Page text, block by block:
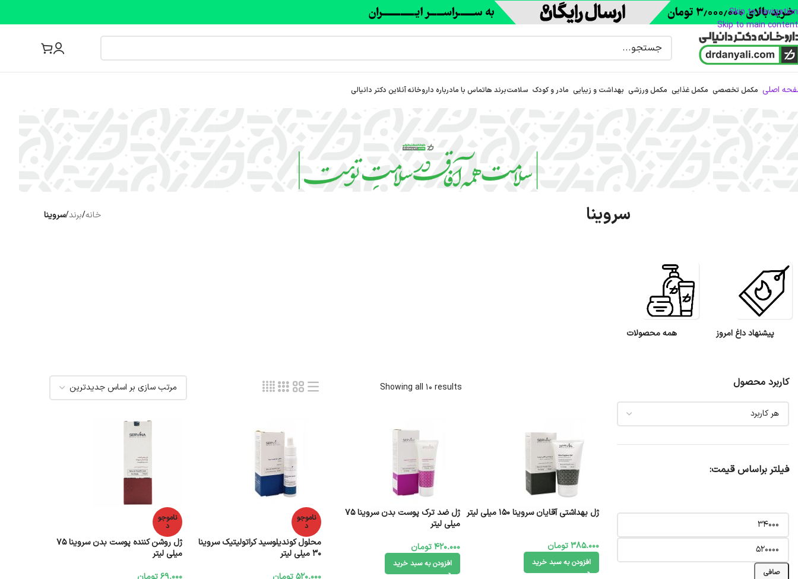
Skip to navigation
Skip to main content
اصلی مکمل تخصصی مکمل غذایی مکمل ورزشی بهداشت و زیبایی مادر و کودک سلامتبرند هاتماس با مادرباره‌ داروخانه آنلاین دکتر دانیالی
سروینا خانه/برند/سروینا
پیشنهاد داغ امروز همه محصولات
کاربرد محصول
فیلتر براساس قیمت:
صافی
Showing all 10 results
ژل بهداشتی آقایان سروینا ۱۵۰ میلی لیتر
385.000تومان
افزودن به سبد خرید
ژل ضد ترک پوست بدن سروینا 75
میلی لیتر
420.000تومان
افزودن به سبد خرید
ناموجو
د
محلول کوندیلوسید کراتولیتیک سروینا
30 میلی لیتر
ناموجو
د
ژل روشن کننده پوست بدن سروینا 75
میلی لیتر